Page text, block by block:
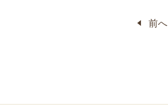
前へ